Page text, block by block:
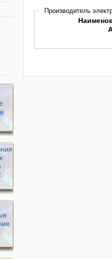
Производитель